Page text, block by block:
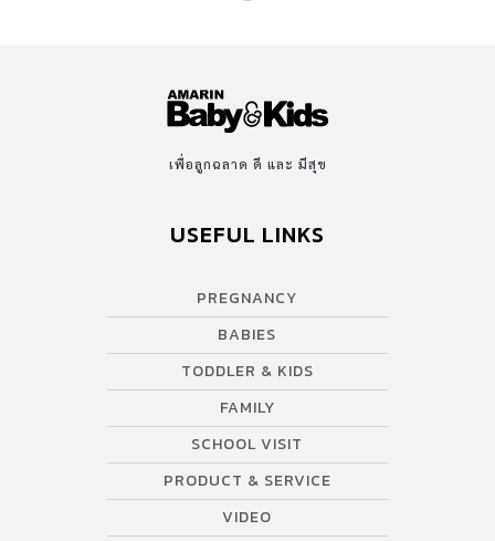
เพื่อลูกฉลาด ดี และ มีสุข
USEFUL LINKS
PREGNANCY
BABIES
TODDLER & KIDS
FAMILY
SCHOOL VISIT
PRODUCT & SERVICE
VIDEO